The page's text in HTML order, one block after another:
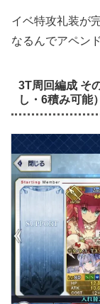
イベ特攻礼装が
なるんでアペン
3T周回編成 そ
し・6積み可能）